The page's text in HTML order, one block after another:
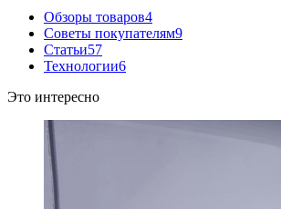
Обзоры товаров4
Советы покупателям9
Статьи57
Технологии6
Это интересно